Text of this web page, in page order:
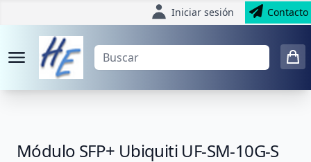
Iniciar sesión Contacto
Módulo SFP+ Ubiquiti UF-SM-10G-S